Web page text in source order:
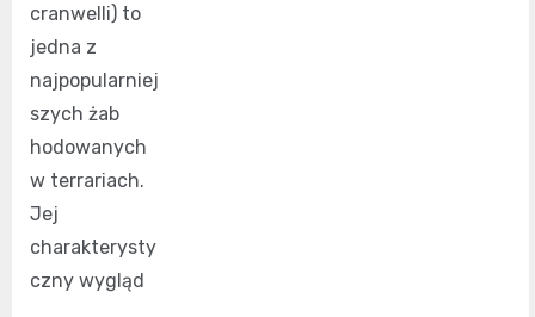
cranwelli) to
jedna z
najpopularniej
szych żab
hodowanych
w terrariach.
Jej
charakterysty
czny wygląd